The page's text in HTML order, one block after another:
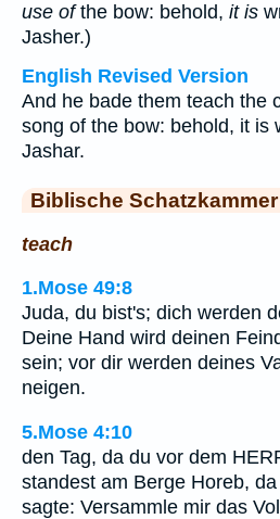
use ofthe bow: behold, it is
Jasher.)
English Revised Version
And he bade them teach the
song of the bow: behold, it is
Jashar.
Biblische Schatzkammer
teach
1.Mose 49:8
Juda, du bist's; dich werden
Deine Hand wird deinen
sein; vor dir werden deines
neigen.
5.Mose 4:10
den Tag, da du vor dem
standest am Berge Horeb,
sagte: Versammle mir das